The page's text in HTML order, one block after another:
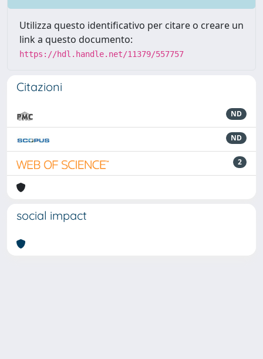
Utilizza questo identificativo per citare o creare un
link a questo documento:
https://hdl.handle.net/11379/557757
Citazioni
ND
ND
2
social impact